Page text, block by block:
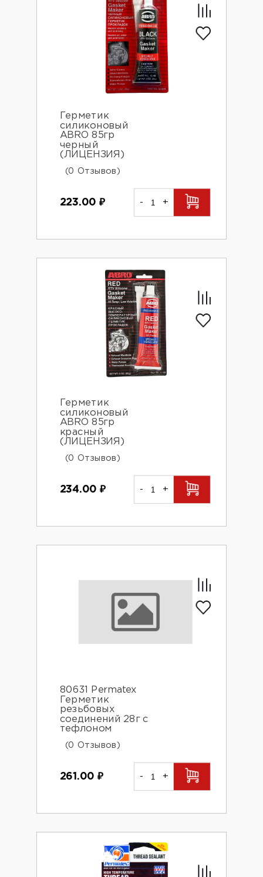
Герметик
силиконовый
ABRO 85гр
черный
(ЛИЦЕНЗИЯ)
(0 Отзывов)
223.00 ₽ - +
Герметик
силиконовый
ABRO 85гр
красный
(ЛИЦЕНЗИЯ)
(0 Отзывов)
234.00 ₽ - +
80631 Permatex
Герметик
резьбовых
соединений 28г с
тефлоном
(0 Отзывов)
261.00 ₽ - +